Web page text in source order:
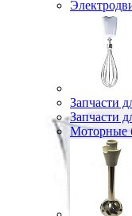
Запчасти
Запчасти
Моторные